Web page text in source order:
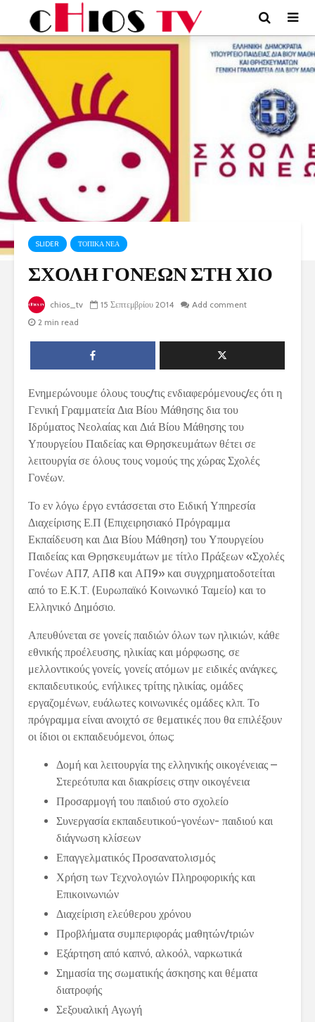
SLIDER ΤΟΠΙΚΑ ΝΕΑ
ΣΧΟΛΗ ΓΟΝΕΩΝ ΣΤΗ ΧΙΟ
chios_tv 15 Σεπτεμβρίου 2014
Add comment
2 min read
Ενημερώνουμε όλους τους/τις ενδιαφερόμενους/ες ότι η
Γενική Γραμματεία Δια Βίου Μάθησης δια του
Ιδρύματος Νεολαίας και Διά Βίου Μάθησης του
Υπουργείου Παιδείας και Θρησκευμάτων θέτει σε
λειτουργία σε όλους τους νομούς της χώρας Σχολές
Γονέων.
Το εν λόγω έργο εντάσσεται στο Ειδική Υπηρεσία
Διαχείρισης Ε.Π (Επιχειρησιακό Πρόγραμμα
Εκπαίδευση και Δια Βίου Μάθηση) του Υπουργείου
Παιδείας και Θρησκευμάτων με τίτλο Πράξεων «Σχολές
Γονέων ΑΠ7, ΑΠ8 και ΑΠ9» και συγχρηματοδοτείται
από το Ε.Κ.Τ. (Ευρωπαϊκό Κοινωνικό Ταμείο) και το
Ελληνικό Δημόσιο.
Απευθύνεται σε γονείς παιδιών όλων των ηλικιών, κάθε
εθνικής προέλευσης, ηλικίας και μόρφωσης, σε
μελλοντικούς γονείς, γονείς ατόμων με ειδικές ανάγκες,
εκπαιδευτικούς, ενήλικες τρίτης ηλικίας, ομάδες
εργαζομένων, ευάλωτες κοινωνικές ομάδες κλπ. Το
πρόγραμμα είναι ανοιχτό σε θεματικές που θα επιλέξουν
οι ίδιοι οι εκπαιδευόμενοι, όπως:
Δομή και λειτουργία της ελληνικής οικογένειας –
Στερεότυπα και διακρίσεις στην οικογένεια
Προσαρμογή του παιδιού στο σχολείο
Συνεργασία εκπαιδευτικού-γονέων- παιδιού και
διάγνωση κλίσεων
Επαγγελματικός Προσανατολισμός
Χρήση των Τεχνολογιών Πληροφορικής και
Επικοινωνιών
Διαχείριση ελεύθερου χρόνου
Προβλήματα συμπεριφοράς μαθητών/τριών
Εξάρτηση από καπνό, αλκοόλ, ναρκωτικά
Σημασία της σωματικής άσκησης και θέματα
διατροφής
Σεξουαλική Αγωγή